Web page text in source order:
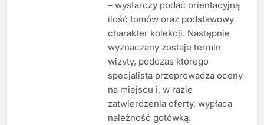
– wystarczy podać orientacyjną
ilość tomów oraz podstawowy
charakter kolekcji. Następnie
wyznaczany zostaje termin
wizyty, podczas którego
specjalista przeprowadza oceny
na miejscu i, w razie
zatwierdzenia oferty, wypłaca
należność gotówką.